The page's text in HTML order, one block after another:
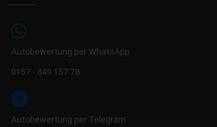
Autobewertung per WhatsApp
0157 - 849 157 78
Autobewertung per Telegram